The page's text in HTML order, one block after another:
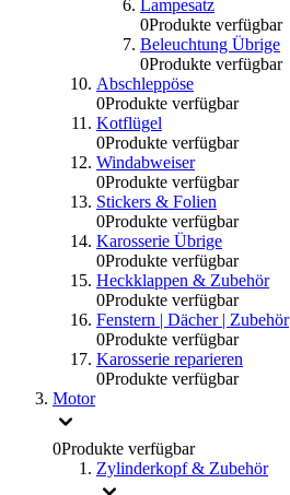
Lampesatz
0Produkte verfügbar
Beleuchtung Übrige
0Produkte verfügbar
Abschleppöse
0Produkte verfügbar
Kotflügel
0Produkte verfügbar
Windabweiser
0Produkte verfügbar
Stickers & Folien
0Produkte verfügbar
Karosserie Übrige
0Produkte verfügbar
Heckklappen & Zubehör
0Produkte verfügbar
Fenstern | Dächer | Zubehör
0Produkte verfügbar
Karosserie reparieren
0Produkte verfügbar
Motor
0Produkte verfügbar
Zylinderkopf & Zubehör